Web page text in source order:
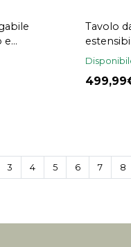
e
Tavolo
frassino
3 4 5 6 7 8